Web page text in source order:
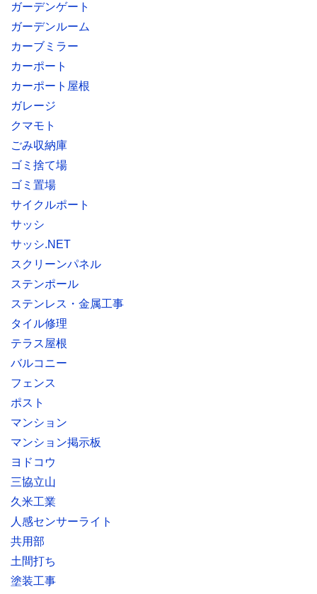
ガーデンゲート
ガーデンルーム
カーブミラー
カーポート
カーポート屋根
ガレージ
クマモト
ごみ収納庫
ゴミ捨て場
ゴミ置場
サイクルポート
サッシ
サッシ.NET
スクリーンパネル
ステンポール
ステンレス・金属工事
タイル修理
テラス屋根
バルコニー
フェンス
ポスト
マンション
マンション掲示板
ヨドコウ
三協立山
久米工業
人感センサーライト
共用部
土間打ち
塗装工事